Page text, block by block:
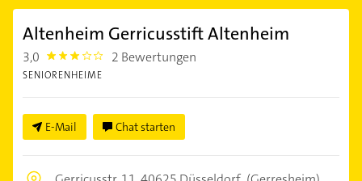
Altenheim Gerricusstift Altenheim
3,0 3.0 2 Bewertungen
SENIORENHEIME
E-Mail Chat starten